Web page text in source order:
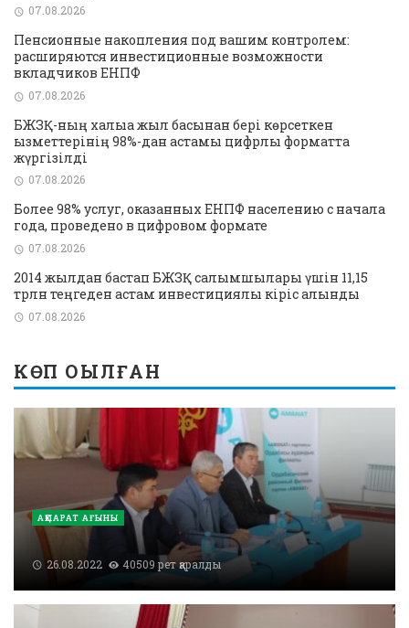
07.08.2026
Пенсионные накопления под вашим контролем:
расширяются инвестиционные возможности
вкладчиков ЕНПФ
07.08.2026
БЖЗҚ-ның халыққа жыл басынан бері көрсеткен
қызметтерінің 98%-дан астамы цифрлық форматта
жүргізілді
07.08.2026
Более 98% услуг, оказанных ЕНПФ населению с начала
года, проведено в цифровом формате
07.08.2026
2014 жылдан бастап БЖЗҚ салымшылары үшін 11,15
трлн теңгеден астам инвестициялық кіріс алынды
07.08.2026
КӨП ОҚЫЛҒАН
АҚПАРАТ АҒЫНЫ
26.08.2022 40509 рет қаралды